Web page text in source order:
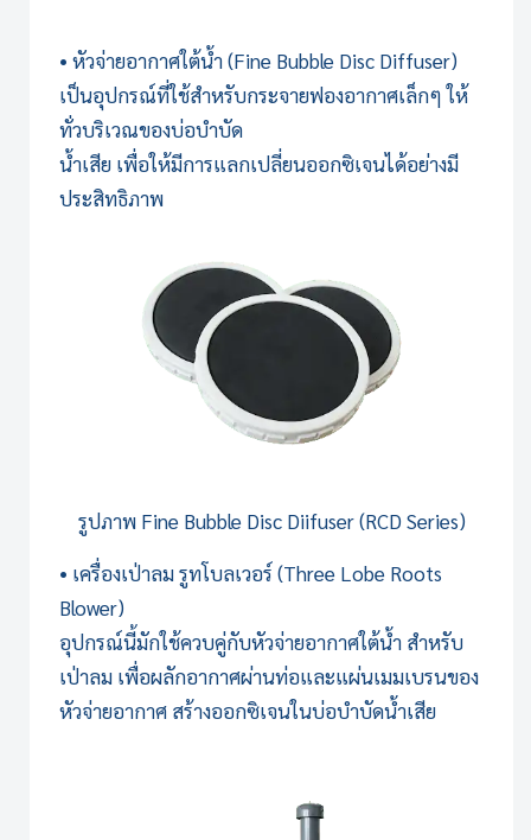
• หัวจ่ายอากาศใต้น้ำ (Fine Bubble Disc Diffuser)
เป็นอุปกรณ์ที่ใช้สำหรับกระจายฟองอากาศเล็กๆ ให้
ทั่วบริเวณของบ่อบำบัด
น้ำเสีย เพื่อให้มีการแลกเปลี่ยนออกซิเจนได้อย่างมี
ประสิทธิภาพ
รูปภาพ Fine Bubble Disc Diifuser (RCD Series)
• เครื่องเป่าลม รูทโบลเวอร์ (Three Lobe Roots
Blower)
อุปกรณ์นี้มักใช้ควบคู่กับหัวจ่ายอากาศใต้น้ำ สำหรับ
เป่าลม เพื่อผลักอากาศผ่านท่อและแผ่นเมมเบรนของ
หัวจ่ายอากาศ สร้างออกซิเจนในบ่อบำบัดน้ำเสีย